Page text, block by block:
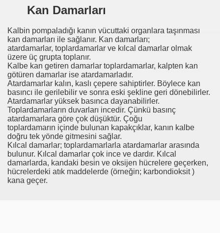
Kan Damarları
Kalbin pompaladığı kanın vücuttaki organlara taşınması
kan damarları ile sağlanır. Kan damarları;
atardamarlar, toplardamarlar ve kılcal damarlar olmak
üzere üç grupta toplanır.
Kalbe kan getiren damarlar toplardamarlar, kalpten kan
götüren damarlar ise atardamarladır.
Atardamarlar kalın, kaslı çepere sahiptirler. Böylece kan
basıncı ile gerilebilir ve sonra eski şekline geri dönebilirler.
Atardamarlar yüksek basınca dayanabilirler.
Toplardamarların duvarları incedir. Çünkü basınç
atardamarlara göre çok düşüktür. Çoğu
toplardamarın içinde bulunan kapakçıklar, kanın kalbe
doğru tek yönde gitmesini sağlar.
Kılcal damarlar; toplardamarlarla atardamarlar arasında
bulunur. Kılcal damarlar çok ince ve dardır. Kılcal
damarlarda, kandaki besin ve oksijen hücrelere geçerken,
hücrelerdeki atık maddelerde (örneğin; karbondioksit )
kana geçer.